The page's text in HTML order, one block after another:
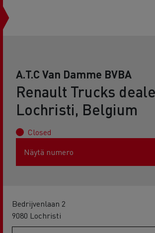
A.T.C Van Damme BVBA
Renault Trucks
Lochristi, Belgium
Closed
Näytä numero
Bedrijvenlaan 2
9080 Lochristi